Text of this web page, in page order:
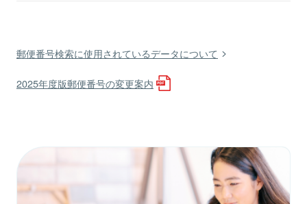
郵便番号検索に使用されているデータについて
2025年度版郵便番号の変更案内